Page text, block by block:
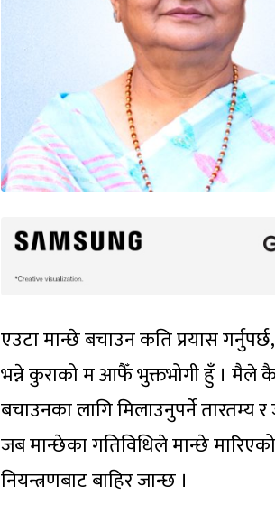
एउटा मान्छे बचाउन कति प्रयास
भन्ने कुराको म आफैँ भुक्तभोगी हुँ । मैले
बचाउनका लागि मिलाउनुपर्ने
जब मान्छेका गतिविधिले मान्छे
नियन्त्रणबाट बाहिर जान्छ ।